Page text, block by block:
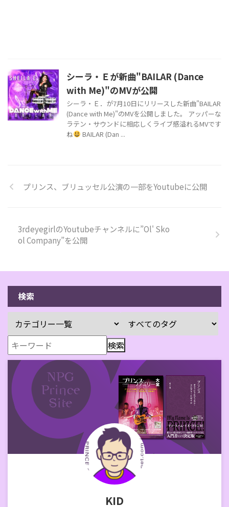
シーラ・Ｅが新曲"BAILAR (Dance
with Me)"のMVが公開
シーラ・Ｅ．が7月10日にリリースした新曲"BAILAR
(Dance with Me)"のMVを公開しました。 アッパーな
ラテン・サウンドに相応しくライブ感溢れるMVです
ね
BAILAR (Dan ...
プリンス、ブリュッセル公演の一部をYoutubeに公開
3rdeyegirlのYoutubeチャンネルに”Ol' Sko
ol Company”を公開
検索
KID